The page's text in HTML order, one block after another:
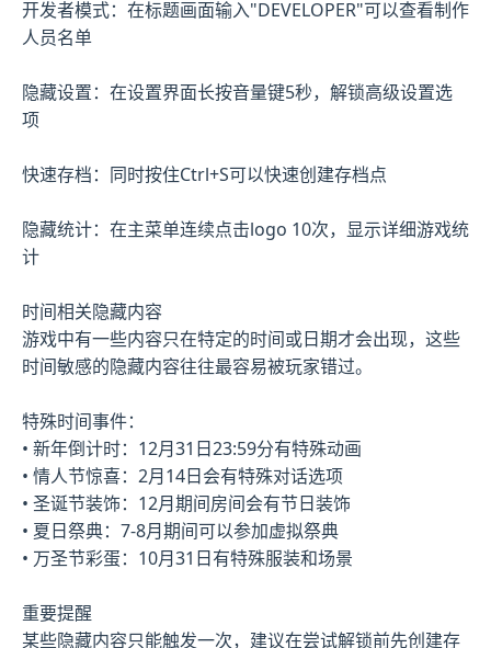
开发者模式：在标题画面输入"DEVELOPER"可以查看制作
人员名单
隐藏设置：在设置界面长按音量键5秒，解锁高级设置选
项
快速存档：同时按住Ctrl+S可以快速创建存档点
隐藏统计：在主菜单连续点击logo 10次，显示详细游戏统
计
时间相关隐藏内容
游戏中有一些内容只在特定的时间或日期才会出现，这些
时间敏感的隐藏内容往往最容易被玩家错过。
特殊时间事件：
• 新年倒计时：12月31日23:59分有特殊动画
• 情人节惊喜：2月14日会有特殊对话选项
• 圣诞节装饰：12月期间房间会有节日装饰
• 夏日祭典：7-8月期间可以参加虚拟祭典
• 万圣节彩蛋：10月31日有特殊服装和场景
重要提醒
某些隐藏内容只能触发一次，建议在尝试解锁前先创建存